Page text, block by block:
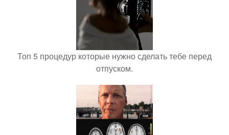
Топ 5 процедур которые нужно сделать тебе перед
отпуском.